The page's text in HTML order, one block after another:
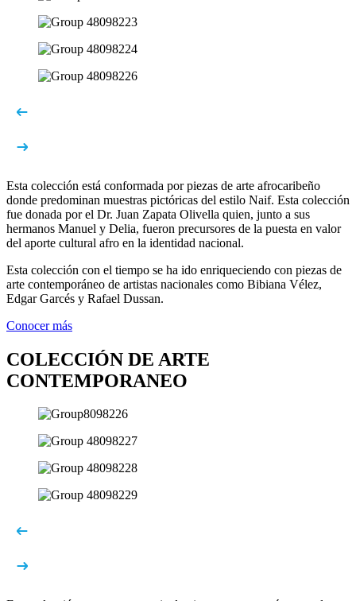
Esta colección está conformada por piezas de arte afrocaribeño
donde predominan muestras pictóricas del estilo Naif. Esta colección
fue donada por el Dr. Juan Zapata Olivella quien, junto a sus
hermanos Manuel y Delia, fueron precursores de la puesta en valor
del aporte cultural afro en la identidad nacional.
Esta colección con el tiempo se ha ido enriqueciendo con piezas de
arte contemporáneo de artistas nacionales como Bibiana Vélez,
Edgar Garcés y Rafael Dussan.
Conocer más
COLECCIÓN DE ARTE
CONTEMPORANEO